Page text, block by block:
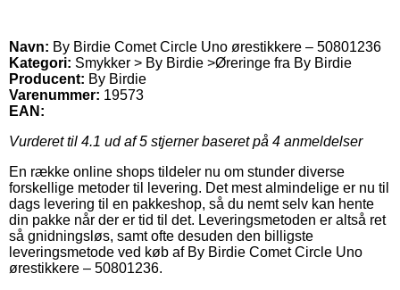
Navn: By Birdie Comet Circle Uno ørestikkere – 50801236
Kategori: Smykker > By Birdie >Øreringe fra By Birdie
Producent: By Birdie
Varenummer: 19573
EAN:
Vurderet til 4.1 ud af 5 stjerner baseret på 4 anmeldelser
En række online shops tildeler nu om stunder diverse
forskellige metoder til levering. Det mest almindelige er nu til
dags levering til en pakkeshop, så du nemt selv kan hente
din pakke når der er tid til det. Leveringsmetoden er altså ret
så gnidningsløs, samt ofte desuden den billigste
leveringsmetode ved køb af By Birdie Comet Circle Uno
ørestikkere – 50801236.